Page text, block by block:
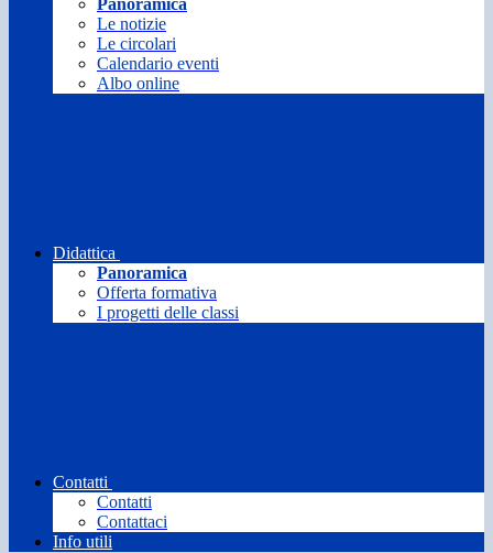
Panoramica
Le notizie
Le circolari
Calendario eventi
Albo online
Didattica
Panoramica
Offerta formativa
I progetti delle classi
Contatti
Contatti
Contattaci
Info utili